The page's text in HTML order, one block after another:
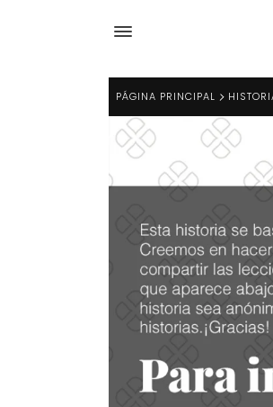
PÁGINA PRINCIPAL